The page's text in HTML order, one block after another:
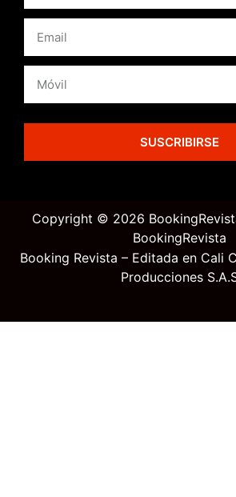
SUSCRIBIRSE
Copyright © 2026
BookingRevista
Booking Revista – Editada en Cali
Producciones